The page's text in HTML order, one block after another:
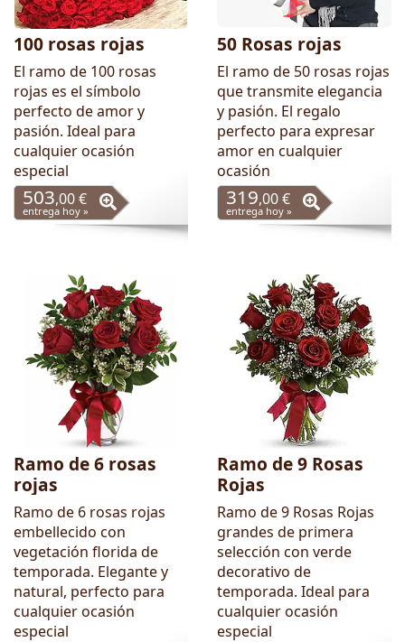
100 rosas rojas
El ramo de 100 rosas
rojas es el símbolo
perfecto de amor y
pasión. Ideal para
cualquier ocasión
especial
503,00 €
entrega hoy »
50 Rosas rojas
El ramo de 50 rosas rojas
que transmite elegancia
y pasión. El regalo
perfecto para expresar
amor en cualquier
ocasión
319,00 €
entrega hoy »
Ramo de 6 rosas
rojas
Ramo de 6 rosas rojas
embellecido con
vegetación florida de
temporada. Elegante y
natural, perfecto para
cualquier ocasión
especial
Ramo de 9 Rosas
Rojas
Ramo de 9 Rosas Rojas
grandes de primera
selección con verde
decorativo de
temporada. Ideal para
cualquier ocasión
especial